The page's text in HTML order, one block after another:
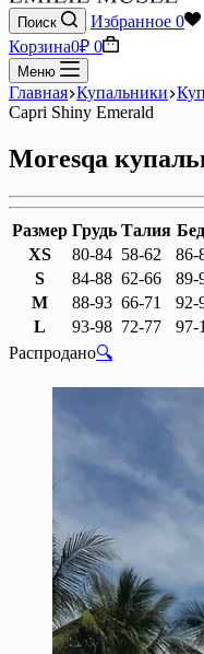
Поиск Избранное 0
Корзина0₽ 0
Меню
Главная Купальники
Capri Shiny Emerald
Moresqa
Размер Грудь Талия
XS
80-84 58-62
86-
S
84-88 62-66
89-
M
88-93 66-71
92-
L
93-98 72-77
97-
Распродано🔍